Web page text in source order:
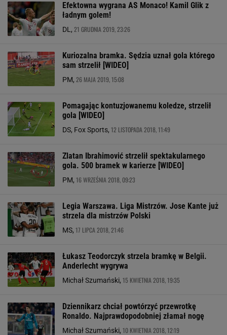
Efektowna wygrana AS Monaco! Kamil Glik z
ładnym golem!
DL, 21 GRUDNIA 2019, 23:26
Kuriozalna bramka. Sędzia uznał gola którego
sam strzelił [WIDEO]
PM, 26 MAJA 2019, 15:08
Pomagając kontuzjowanemu koledze, strzelił
gola [WIDEO]
DS, Fox Sports, 12 LISTOPADA 2018, 11:49
Zlatan Ibrahimović strzelił spektakularnego
gola. 500 bramek w karierze [WIDEO]
PM, 16 WRZEŚNIA 2018, 09:23
Legia Warszawa. Liga Mistrzów. Jose Kante już
strzela dla mistrzów Polski
MS, 17 LIPCA 2018, 21:46
Łukasz Teodorczyk strzela bramkę w Belgii.
Anderlecht wygrywa
Michał Szumański, 15 KWIETNIA 2018, 19:35
Dziennikarz chciał powtórzyć przewrotkę
Ronaldo. Najprawdopodobniej złamał nogę
Michał Szumański, 10 KWIETNIA 2018, 12:19